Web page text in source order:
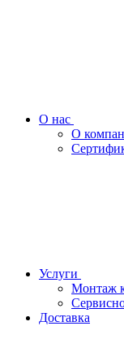
О нас
О
Услуги
Монтаж
Доставка